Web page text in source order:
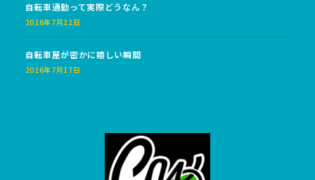
自転車通勤って実際どうなん？
2026年7月22日
自転車屋が密かに嬉しい瞬間
2026年7月17日